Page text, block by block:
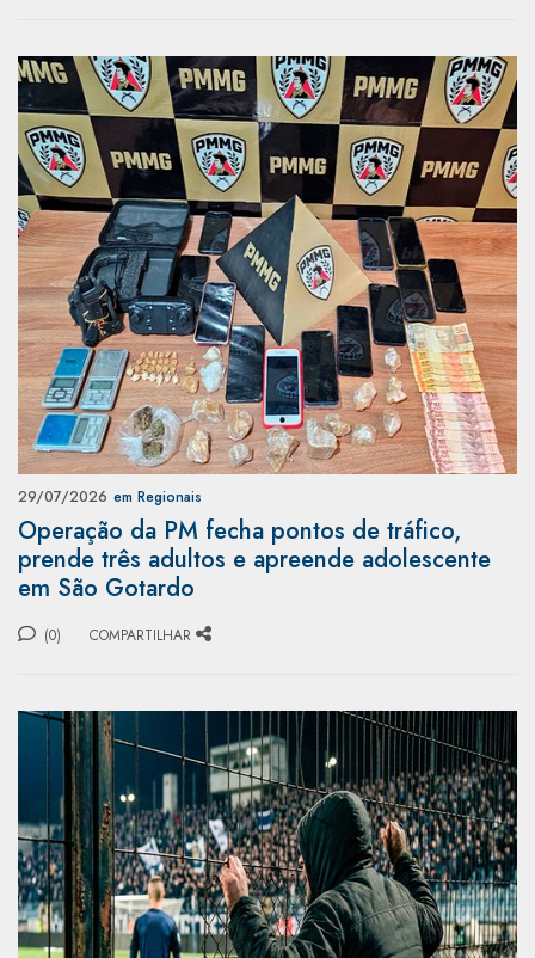
29/07/2026 em Regionais
Operação da PM fecha pontos de tráfico,
prende três adultos e apreende adolescente
em São Gotardo
(0) COMPARTILHAR